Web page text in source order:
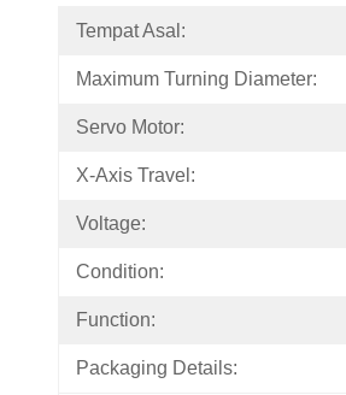
Tempat Asal:
Maximum Turning Diameter:
Servo Motor:
X-Axis Travel:
Voltage:
Condition:
Function:
Packaging Details: